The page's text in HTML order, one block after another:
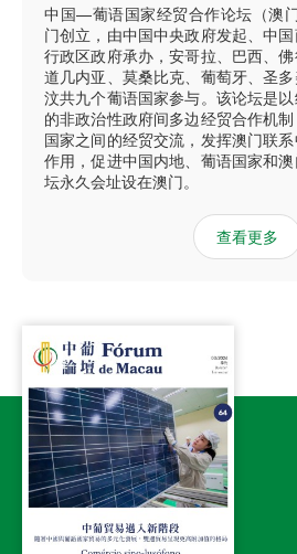
中国—葡语国家经贸合作论坛（澳
门创立，由中国中央政府发起、中
行政区政府承办，安哥拉、巴西、
道几内亚、莫桑比克、葡萄牙、圣
汶共九个葡语国家参与。该论坛是
的非政治性政府间多边经贸合作机
国家之间的经贸交流，发挥澳门联
作用，促进中国内地、葡语国家和
坛永久会址设在澳门。
查看更多